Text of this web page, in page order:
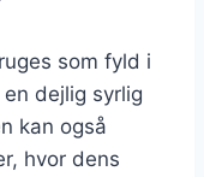
som fyld i
dejlig syrlig
kan også
hvor dens